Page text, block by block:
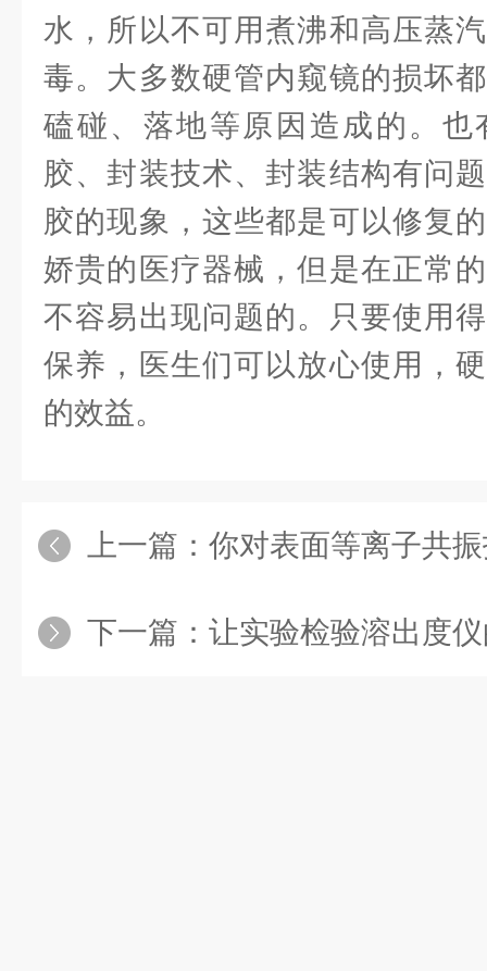
水，所以不可用煮沸和高压蒸
毒。大多数硬管内窥镜的损坏
磕碰、落地等原因造成的。也
胶、封装技术、封装结构有问
胶的现象，这些都是可以修复
娇贵的医疗器械，但是在正常
不容易出现问题的。只要使用
保养，医生们可以放心使用，
的效益。
上一篇： 你对表面等离子共
下一篇： 让实验检验溶出度